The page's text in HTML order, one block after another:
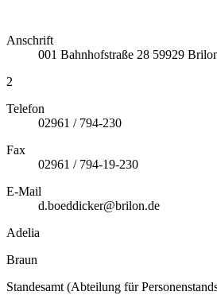
Anschrift
001 Bahnhofstraße 28 59929
2
Telefon
02961 / 794-230
Fax
02961 / 794-19-230
E-Mail
d.boeddicker@brilon.de
Adelia
Braun
Standesamt (Abteilung für